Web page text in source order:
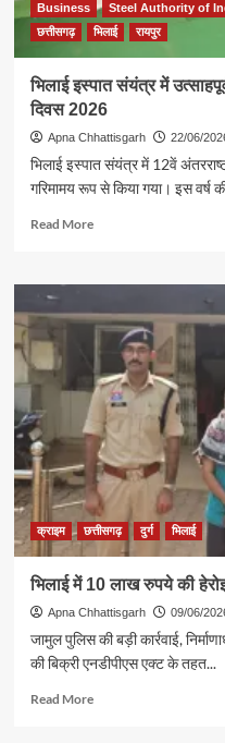
किया
पिंक
शुभारंभ
Business Steel Authority of
छत्तीसगढ़
भिलाई रायपुर
भिलाई इस्पात संयंत्र में
दिवस 2026
Apna Chhattisgarh 22/06/
भिलाई इस्पात संयंत्र में 12वें
गरिमामय रूप से किया गया। इस वर्ष
Read MoreRead
भिलाई
संयंत्र
उत्साहपूर्वक
मनाया
गया
अंतरराष्ट्रीय
योग
दिवस
2026
क्राइम छत्तीसगढ़ दुर्ग भिलाई
भिलाई में 10 लाख रुपये की
Apna Chhattisgarh 09/06/
जामुल पुलिस की बड़ी कार्रवाई,
की बिक्री एनडीपीएस एक्ट के तहत...
Read MoreRead